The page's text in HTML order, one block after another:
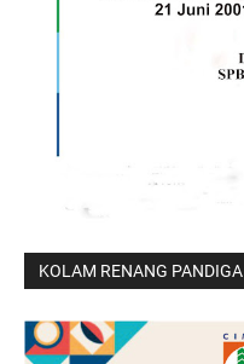
KOLAM RENANG PANDIGA